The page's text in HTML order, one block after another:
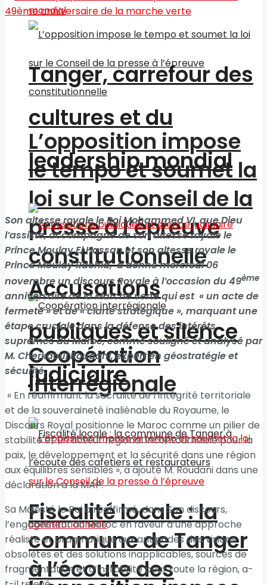
L’opposition impose
le tempo et soumet la
loi sur le Conseil de la
presse à l’épreuve
constitutionnelle
Coopération
interrégionale
Fiscalité locale : la
commune de Tanger
à l’écoute des
Tanger, carrefour des
cultures et du
leadership mondial
Accusations
publiques et silence
judiciaire
Son altesse royale le Roi Mohammed VI, que Dieu
l’assiste, accompagné de son altesse royale le
Prince Moulay El Hassan et son altesse royale le
Prince Moulay Rachid, a donné mercredi 06
novembre un discours Royale à l’occasion du 49ème
anniversaire de la Marche verte qui est « un acte de
fermeté » et de « clarté stratégique », marquant une
étape cruciale dans la défense des intérêts
suprêmes du Maroc, comme souligné et analysé par
M. Cherkaoui Roudani, expert en géostratégie et
sécurité.
« En réaffirmant la sacralité de l’intégrité territoriale
et de la souveraineté inaliénable du Royaume, le
Discours Royal positionne le Maroc comme un pilier de
stabilité et un acteur régional incontournable pour la
paix, le développement et la sécurité dans une région
aux équilibres sensibles », a ajouté M. Roudani dans une
déclaration à la MAP.
Sa Majesté le Roi a réaffirmé, dans Son discours,
l’engagement du Maroc en faveur d’une approche
réaliste et pragmatique aux antipodes des visions
obsolètes et des solutions inapplicables, sources de
fragmentation et d’instabilité pour toute la région, a-